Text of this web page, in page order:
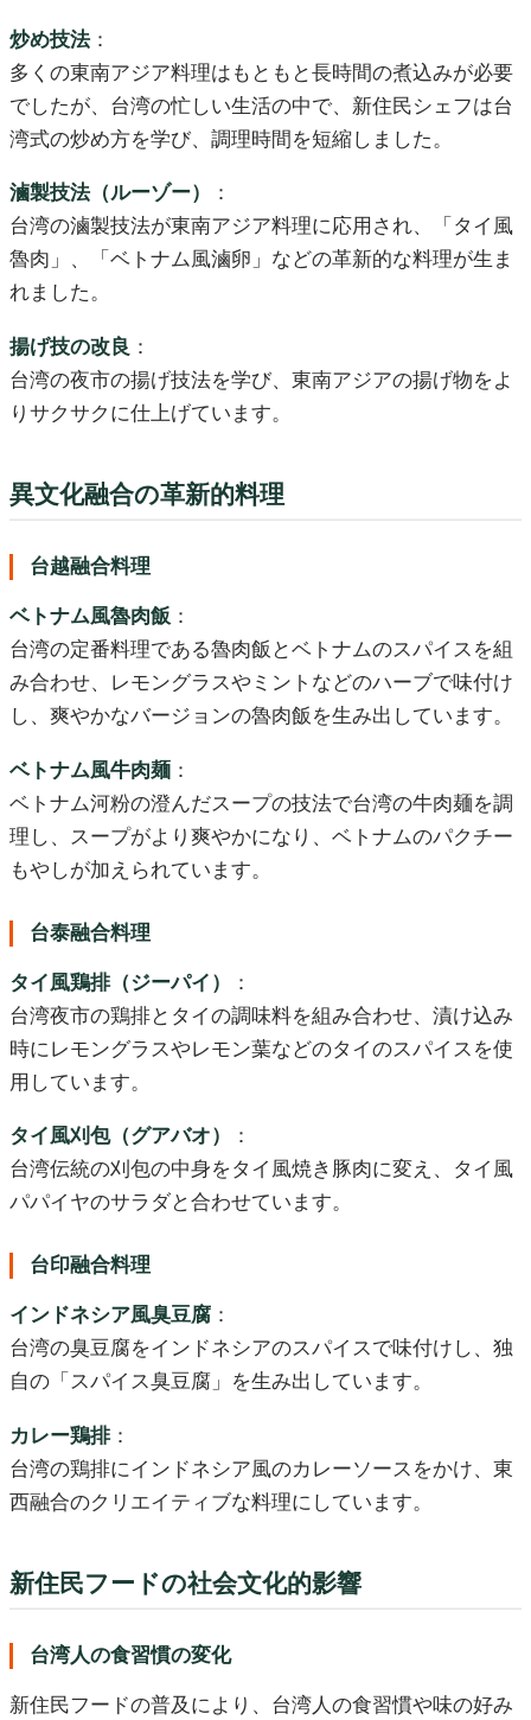
炒め技法：
多くの東南アジア料理はもともと長時間の煮込みが必要
でしたが、台湾の忙しい生活の中で、新住民シェフは台
湾式の炒め方を学び、調理時間を短縮しました。
滷製技法（ルーゾー）
：
台湾の滷製技法が東南アジア料理に応用され、「タイ風
魯肉」、「ベトナム風滷卵」などの革新的な料理が生ま
れました。
揚げ技の改良 ：
台湾の夜市の揚げ技法を学び、東南アジアの揚げ物をよ
りサクサクに仕上げています。
異文化融合の革新的料理
台越融合料理
ベトナム風魯肉飯 ：
台湾の定番料理である魯肉飯とベトナムのスパイスを組
み合わせ、レモングラスやミントなどのハーブで味付け
し、爽やかなバージョンの魯肉飯を生み出しています。
ベトナム風牛肉麺 ：
ベトナム河粉の澄んだスープの技法で台湾の牛肉麺を調
理し、スープがより爽やかになり、ベトナムのパクチー
もやしが加えられています。
台泰融合料理
タイ風鶏排（ジーパイ）
：
台湾夜市の鶏排とタイの調味料を組み合わせ、漬け込み
時にレモングラスやレモン葉などのタイのスパイスを使
用しています。
タイ風刈包（グアバオ）
：
台湾伝統の刈包の中身をタイ風焼き豚肉に変え、タイ風
パパイヤのサラダと合わせています。
台印融合料理
インドネシア風臭豆腐 ：
台湾の臭豆腐をインドネシアのスパイスで味付けし、独
自の「スパイス臭豆腐」を生み出しています。
カレー鶏排：
台湾の鶏排にインドネシア風のカレーソースをかけ、東
西融合のクリエイティブな料理にしています。
新住民フードの社会文化的影響
台湾人の食習慣の変化
新住民フードの普及により、台湾人の食習慣や味の好み